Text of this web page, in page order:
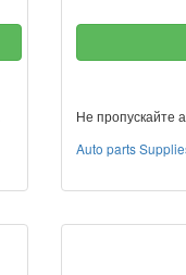
Не пропускайте
Auto parts